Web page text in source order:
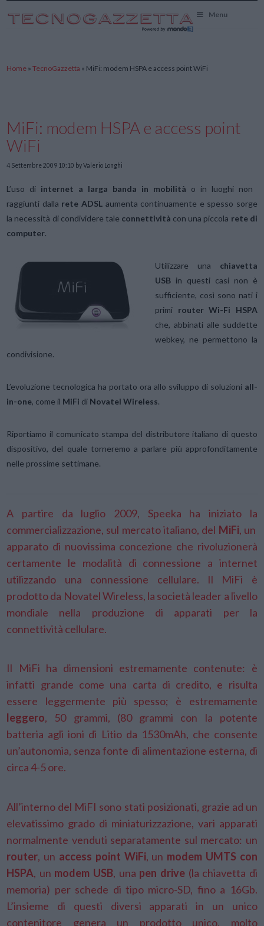
Menu
Home »TecnoGazzetta » MiFi: modem HSPA e access point WiFi
MiFi: modem HSPA e access point
WiFi
4 Settembre 2009 10:10 by Valerio Longhi
L’uso di internet a larga banda in mobilità o in luoghi non
raggiunti dalla rete ADSLaumenta continuamente e spesso sorge
la necessità di condividere tale connettività con una piccola rete di
computer.
Utilizzare una chiavetta
USB in questi casi non è
sufficiente, così sono nati i
primi router Wi-Fi HSPA
che, abbinati alle suddette
webkey, ne permettono la
condivisione.
L’evoluzione tecnologica ha portato ora allo sviluppo di soluzioni all-
in-one, come il MiFi di Novatel Wireless.
Riportiamo il comunicato stampa del distributore italiano di questo
dispositivo, del quale torneremo a parlare più approfonditamente
nelle prossime settimane.
A partire da luglio 2009, Speeka ha iniziato la
commercializzazione, sul mercato italiano, del MiFi, un
apparato di nuovissima concezione che rivoluzionerà
certamente le modalità di connessione a internet
utilizzando una connessione cellulare. Il MiFi è
prodotto da Novatel Wireless, la società leader a livello
mondiale nella produzione di apparati per la
connettività cellulare.
Il MiFi ha dimensioni estremamente contenute: è
infatti grande come una carta di credito, e risulta
essere leggermente più spesso; è estremamente
leggero, 50 grammi, (80 grammi con la potente
batteria agli ioni di Litio da 1530mAh, che consente
un’autonomia, senza fonte di alimentazione esterna, di
circa 4-5 ore.
All’interno del MiFI sono stati posizionati, grazie ad un
elevatissimo grado di miniaturizzazione, vari apparati
normalmente venduti separatamente sul mercato: un
router, un access point WiFi, un modem UMTS con
HSPA, un modem USB, una pen drive(la chiavetta di
memoria) per schede di tipo micro-SD, fino a 16Gb.
L’insieme di questi diversi apparati in un unico
contenitore genera un prodotto unico, molto